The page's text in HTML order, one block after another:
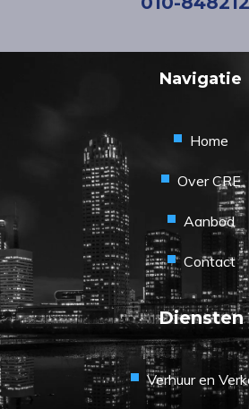
Navigatie
Home
Over CRE
Aanbod
Contact
Diensten
Verhuur en